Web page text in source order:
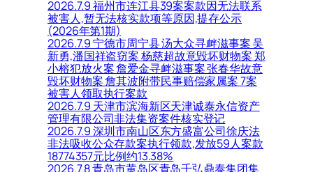
2026.7.9 福州市连江县39案案款因无法联系
被害人,暂无法核实款项等原因,提存公示
(2026年第1期)
2026.7.9 宁德市周宁县 汤大众寻衅滋事案 吴
新勇,潘国祥盗窃案 杨慈超故意毁坏财物案 郑
小榕犯放火案 詹爱金寻衅滋事案 张春华故意
毁坏财物案 詹其波附带民事赔偿家属案 7案
被害人领取执行案款
2026.7.9 天津市滨海新区天津诚泰永信资产
管理有限公司非法集资案件核实登记
2026.7.9 深圳市南山区东方盛富公司徐庆法
非法吸收公众存款案执行领款,发放59人案款
18774357元比例约13.38%
2026.7.8 青岛市黄岛区青岛千弘鼎泰集团集